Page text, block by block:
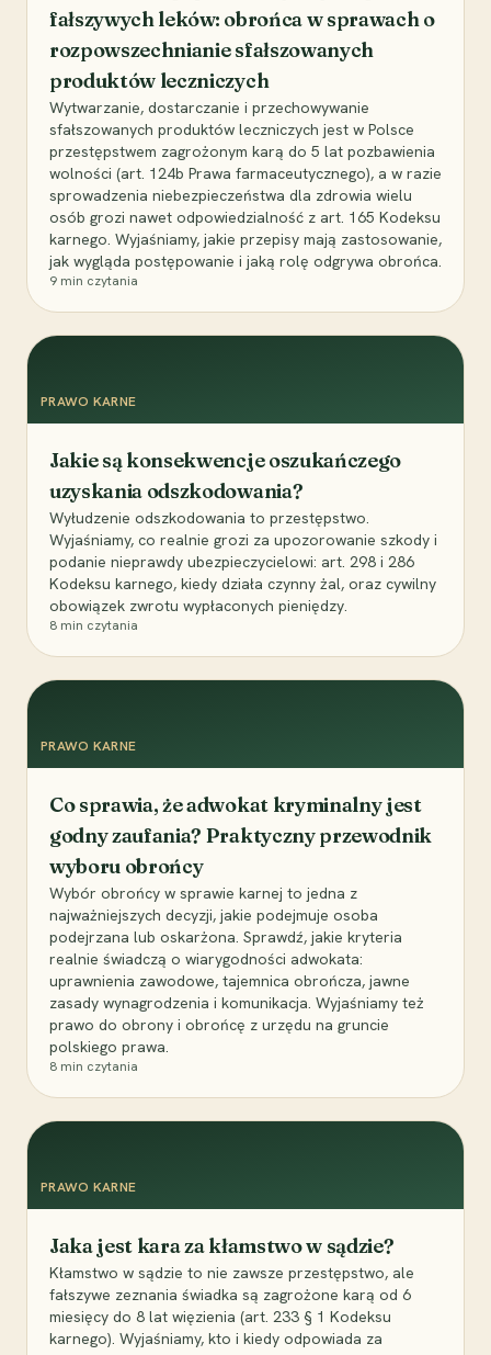
fałszywych leków: obrońca w sprawach o
rozpowszechnianie sfałszowanych
produktów leczniczych
Wytwarzanie, dostarczanie i przechowywanie
sfałszowanych produktów leczniczych jest w Polsce
przestępstwem zagrożonym karą do 5 lat pozbawienia
wolności (art. 124b Prawa farmaceutycznego), a w razie
sprowadzenia niebezpieczeństwa dla zdrowia wielu
osób grozi nawet odpowiedzialność z art. 165 Kodeksu
karnego. Wyjaśniamy, jakie przepisy mają zastosowanie,
jak wygląda postępowanie i jaką rolę odgrywa obrońca.
9 min czytania
PRAWO KARNE
Jakie są konsekwencje oszukańczego
uzyskania odszkodowania?
Wyłudzenie odszkodowania to przestępstwo.
Wyjaśniamy, co realnie grozi za upozorowanie szkody i
podanie nieprawdy ubezpieczycielowi: art. 298 i 286
Kodeksu karnego, kiedy działa czynny żal, oraz cywilny
obowiązek zwrotu wypłaconych pieniędzy.
8 min czytania
PRAWO KARNE
Co sprawia, że adwokat kryminalny jest
godny zaufania? Praktyczny przewodnik
wyboru obrońcy
Wybór obrońcy w sprawie karnej to jedna z
najważniejszych decyzji, jakie podejmuje osoba
podejrzana lub oskarżona. Sprawdź, jakie kryteria
realnie świadczą o wiarygodności adwokata:
uprawnienia zawodowe, tajemnica obrończa, jawne
zasady wynagrodzenia i komunikacja. Wyjaśniamy też
prawo do obrony i obrońcę z urzędu na gruncie
polskiego prawa.
8 min czytania
PRAWO KARNE
Jaka jest kara za kłamstwo w sądzie?
Kłamstwo w sądzie to nie zawsze przestępstwo, ale
fałszywe zeznania świadka są zagrożone karą od 6
miesięcy do 8 lat więzienia (art. 233 § 1 Kodeksu
karnego). Wyjaśniamy, kto i kiedy odpowiada za